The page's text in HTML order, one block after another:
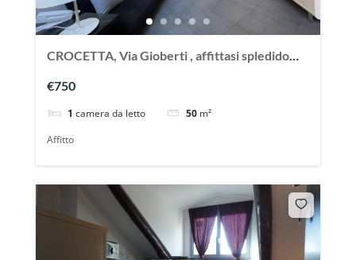
CROCETTA, Via Gioberti , affittasi spledido
€750
1 camera da letto 50 m²
Affitto